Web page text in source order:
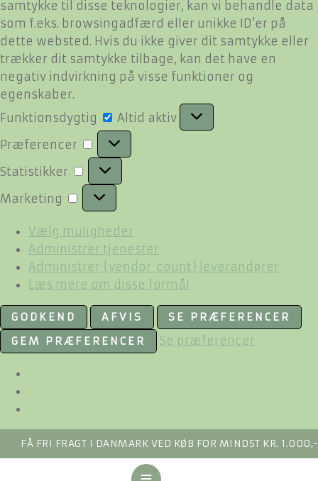
samtykke til disse teknologier, kan vi behandle data
som f.eks. browsingadfærd eller unikke ID'er på
dette websted. Hvis du ikke giver dit samtykke eller
trækker dit samtykke tilbage, kan det have en
negativ indvirkning på visse funktioner og
egenskaber.
Funktionsdygtig
Funktionsdygtig
Altid aktiv
Præferencer
Præferencer
Statistikker Statistikker
Marketing Marketing
Vælg muligheder
Administrer tjenester
Administrer {vendor_count} leverandører
Læs mere om disse formål
GODKEND AFVIS
SE PRÆFERENCER
GEM PRÆFERENCER
Se præferencer
FÅ FRI FRAGT I DANMARK VED KØB FOR MINDST KR. 1.000,-